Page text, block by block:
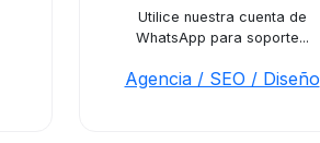
Utilice nuestra cuenta de
WhatsApp para soporte...
Agencia / SEO / Diseño